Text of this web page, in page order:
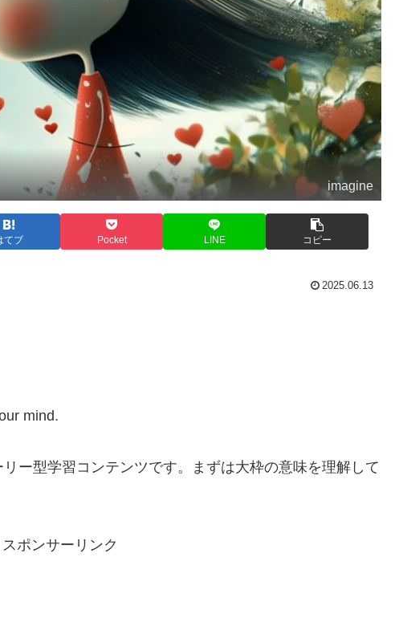
imagine
てブ Pocket LINE コピー
2025.06.13
mind.
ー型学習コンテンツです。まずは大枠の意味を理解して
スポンサーリンク